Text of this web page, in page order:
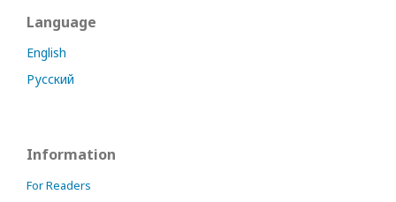
Language
English
Русский
Information
For Readers